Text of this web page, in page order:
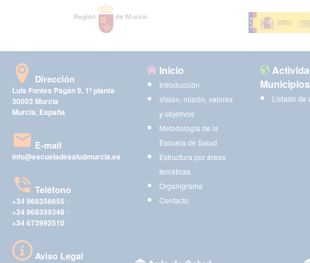
Dirección
Luis Fontes Pagán 9, 1ª planta
30003 Murcia
Murcia, España
E-mail
info@escueladesaludmurcia.es
Teléfono
+34 968356655 -
+34 968359348 -
+34 673992510
Aviso Legal
Inicio
Introducción
Visión, misión, valores
y objetivos
Metodología de la
Escuela de Salud
Estructura por áreas
temáticas
Organigrama
Contacto
Municipios
Listado de